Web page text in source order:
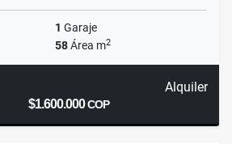
1 Garaje
58Área m2
Alquiler
$1.600.000COP